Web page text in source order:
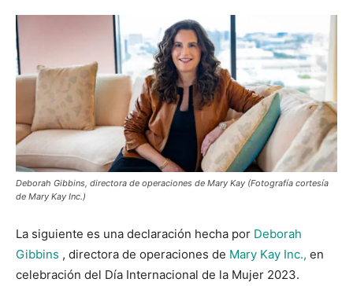
Deborah Gibbins, directora de operaciones de Mary Kay (Fotografía cortesía
de Mary Kay Inc.)
La siguiente es una declaración hecha por Deborah
Gibbins , directora de operaciones de Mary Kay Inc., en
celebración del Día Internacional de la Mujer 2023.